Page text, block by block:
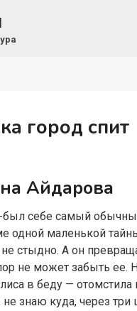
город спит
Айдарова
себе самый обычный
одной маленькой
не стыдно. А он
не может забыть ее.
в беду —
не знаю куда, через